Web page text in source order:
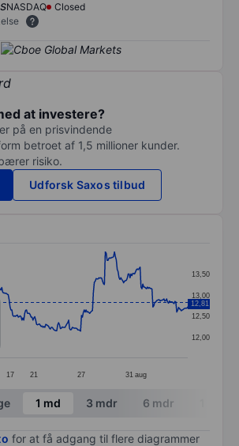
NASDAQ
Closed
at investere?
på en prisvindende
betroet af 1,5 millioner kunder.
risiko.
Udforsk Saxos tilbud
299 data points.
1 X axis displaying categories.
Y axis displaying values. Data ranges
17 21 27 31 aug
12,00
12,50
13,00
13,50
12,81
chart.
1 md 3 mdr 6 mdr
for at få adgang til flere diagrammer